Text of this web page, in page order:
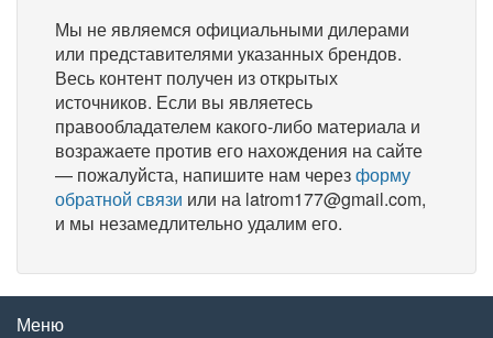
Мы не являемся официальными дилерами
или представителями указанных брендов.
Весь контент получен из открытых
источников. Если вы являетесь
правообладателем какого-либо материала и
возражаете против его нахождения на сайте
— пожалуйста, напишите нам черезформу
обратной связи или на latrom177@gmail.com,
и мы незамедлительно удалим его.
Меню